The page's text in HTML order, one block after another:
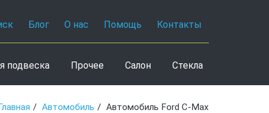
Блог О нас Помощь Контакты
подвеска Прочее Салон Стекла
Автомобиль Автомобиль Ford C-Max